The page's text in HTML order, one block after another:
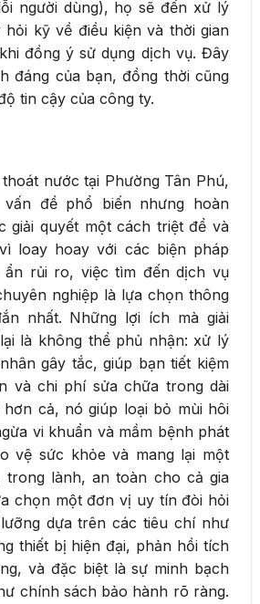
người dùng), họ sẽ đến xử lý
hỏi kỹ về điều kiện và thời gian
đồng ý sử dụng dịch vụ. Đây
đáng của bạn, đồng thời cũng
tin cậy của công ty.
nước tại Phường Tân Phú,
vấn đề phổ biến nhưng hoàn
giải quyết một cách triệt để và
loay hoay với các biện pháp
ẩn rủi ro, việc tìm đến dịch vụ
nghiệp là lựa chọn thông
nhất. Những lợi ích mà giải
là không thể phủ nhận: xử lý
gây tắc, giúp bạn tiết kiệm
và chi phí sửa chữa trong dài
hơn cả, nó giúp loại bỏ mùi hôi
vi khuẩn và mầm bệnh phát
vệ sức khỏe và mang lại một
trong lành, an toàn cho cả gia
chọn một đơn vị uy tín đòi hỏi
dựa trên các tiêu chí như
thiết bị hiện đại, phản hồi tích
và đặc biệt là sự minh bạch
chính sách bảo hành rõ ràng.